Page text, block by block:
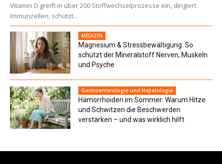
Vitamin D greift in über 200 Stoffwechselprozesse ein, dirigiert
Immunzellen, schützt...
MEDIZIN
Magnesium & Stressbewältigung: So
schützt der Mineralstoff Nerven, Muskeln
und Psyche
Gastroenterologie und Hepatologie
Hämorrhoiden im Sommer: Warum Hitze
und Schwitzen die Beschwerden
verstärken – und was wirklich hilft